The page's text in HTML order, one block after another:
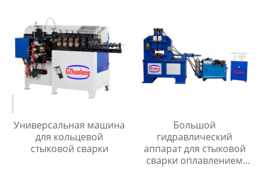
Универсальная машина
для кольцевой
стыковой сварки
Большой
гидравлический
аппарат для стыковой
сварки оплавлением